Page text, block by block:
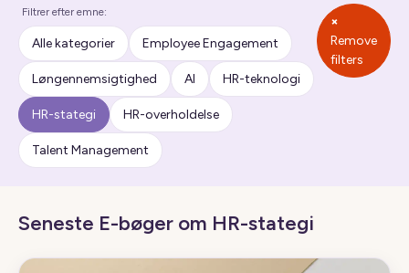
Filtrer efter emne:
Alle kategorier Employee Engagement
Løngennemsigtighed AI HR-teknologi
HR-stategi HR-overholdelse
Talent Management
×
Remove
filters
Seneste E-bøger om HR-stategi